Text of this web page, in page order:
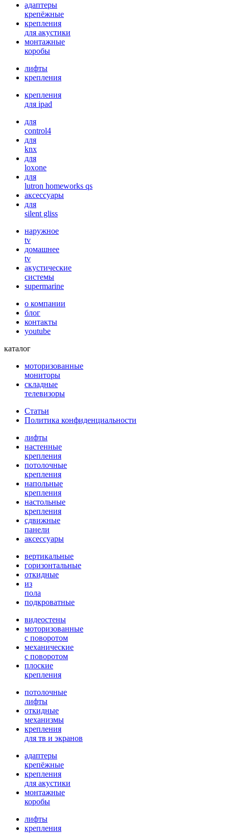
адаптеры
крепёжные
крепления
для акустики
монтажные
коробы
лифты
крепления
крепления
для ipad
для
control4
для
knx
для
loxone
для
lutron homeworks qs
аксессуары
для
silent gliss
наружное
tv
домашнее
tv
акустические
системы
supermarine
о компании
блог
контакты
youtube
каталог
моторизованные
мониторы
складные
телевизоры
Статьи
Политика конфиденциальности
лифты
настенные
крепления
потолочные
крепления
напольные
крепления
настольные
крепления
сдвижные
панели
аксессуары
вертикальные
горизонтальные
откидные
из
пола
подкроватные
видеостены
моторизованные
с поворотом
механические
с поворотом
плоские
крепления
потолочные
лифты
откидные
механизмы
крепления
для тв и экранов
адаптеры
крепёжные
крепления
для акустики
монтажные
коробы
лифты
крепления